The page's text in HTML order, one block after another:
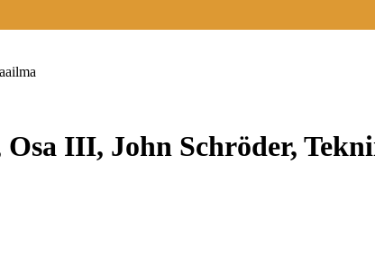
III, John Schröder,